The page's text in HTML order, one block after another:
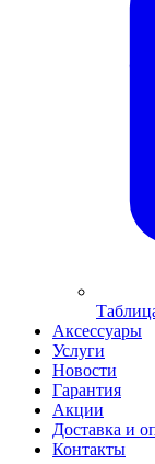
Аксессуары
Услуги
Новости
Гарантия
Акции
Доставка и
Контакты